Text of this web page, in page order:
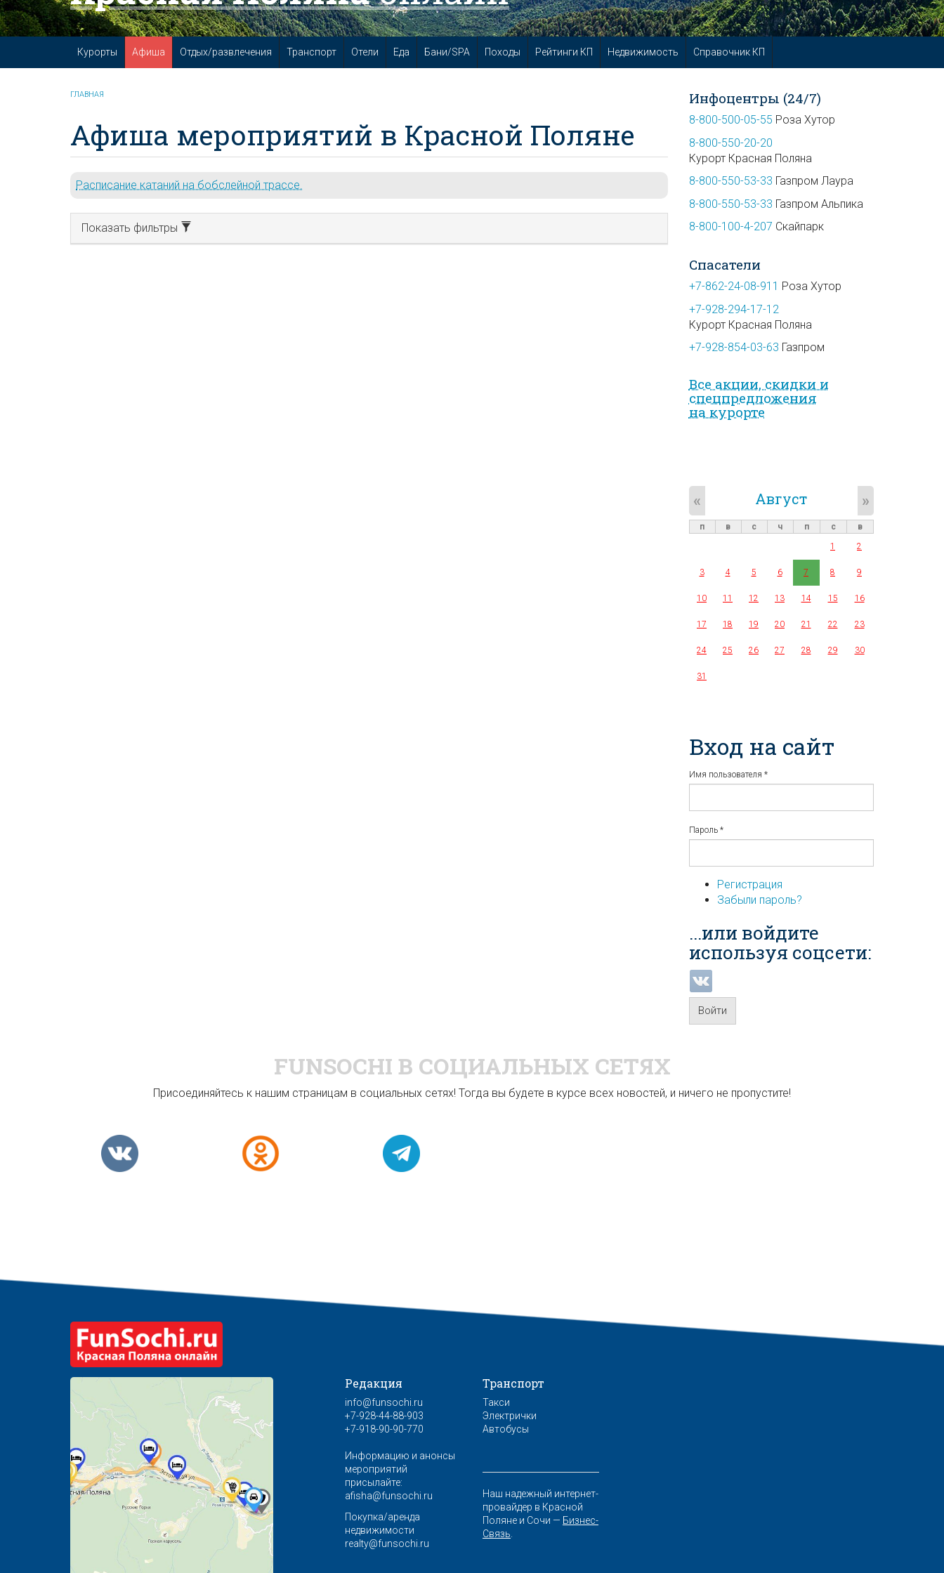
Курорты Афиша Отдых/развлечения Транспорт Отели Еда Бани/SPA Походы Рейтинги КП Недвижимость Справочник КП
ГЛАВНАЯ
Афиша мероприятий в Красной Поляне
Расписание катаний на бобслейной трассе.
Показать фильтры
Инфоцентры (24/7)
8-800-500-05-55 Роза Хутор
8-800-550-20-20
Курорт Красная Поляна
8-800-550-53-33 Газпром Лаура
8-800-550-53-33 Газпром Альпика
8-800-100-4-207 Скайпарк
Спасатели
+7-862-24-08-911 Роза Хутор
+7-928-294-17-12
Курорт Красная Поляна
+7-928-854-03-63 Газпром
Все акции, скидки и
спец­предложе­ния
на курорте
Август
« »
п в с ч п с
в
1
2
3 4 5 6 7 8 9
10 11 12 13 14 15 16
17 18 19 20 21 22 23
24 25 26 27 28 29 30
31
Вход на сайт
Имя пользователя *
Пароль *
Регистрация
Забыли пароль?
...или войдите
используя соцсети:
Войти
FUNSOCHI В СОЦИАЛЬНЫХ СЕТЯХ
Присоединяйтесь к нашим страницам в социальных сетях! Тогда вы будете в курсе всех новостей, и ничего не пропустите!
Редакция
info@funsochi.ru
+7-928-44-88-903
+7-918-90-90-770
Информацию и анонсы
мероприятий
присылайте:
afisha@funsochi.ru
Покупка/аренда
недвижимости
realty@funsochi.ru
Транспорт
Такси
Электрички
Автобусы
Наш надежный интернет-
провайдер в Красной
Поляне и Сочи — Бизнес-
Связь